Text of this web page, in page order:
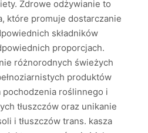
Zdrowe odżywianie to
które promuje dostarczanie
składników
proporcjach.
różnorodnych świeżych
produktów
pochodzenia roślinnego i
tłuszczów oraz unikanie
i tłuszczów trans. kasza